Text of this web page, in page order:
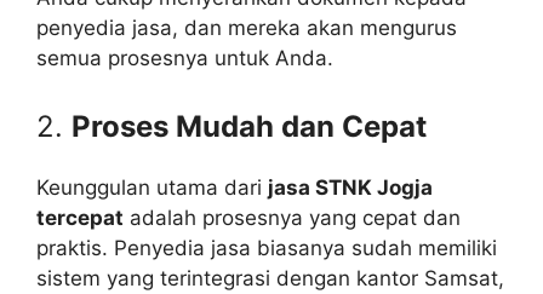
penyedia jasa, dan mereka akan mengurus
semua prosesnya untuk Anda.
2. Proses Mudah dan Cepat
Keunggulan utama dari jasa STNK Jogja
tercepat adalah prosesnya yang cepat dan
praktis. Penyedia jasa biasanya sudah memiliki
sistem yang terintegrasi dengan kantor Samsat,